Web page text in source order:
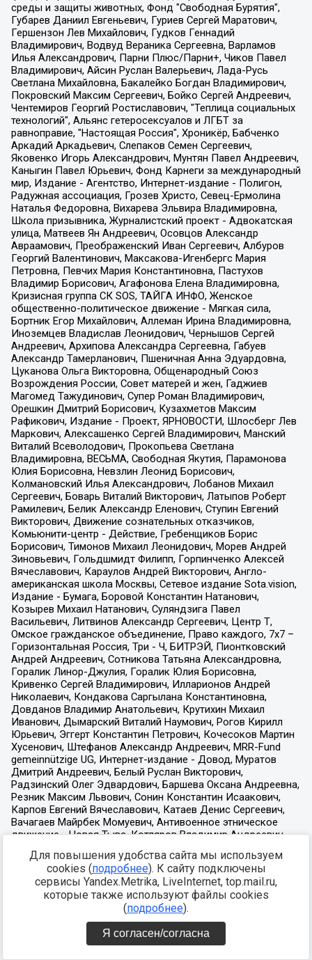
Для повышения удобства сайта мы используем
cookies (подробнее). К сайту подключены
сервисы Yandex.Metrika, LiveInternet, top.mail.ru,
которые также используют файлы cookies
(подробнее).
Я согласен/согласна